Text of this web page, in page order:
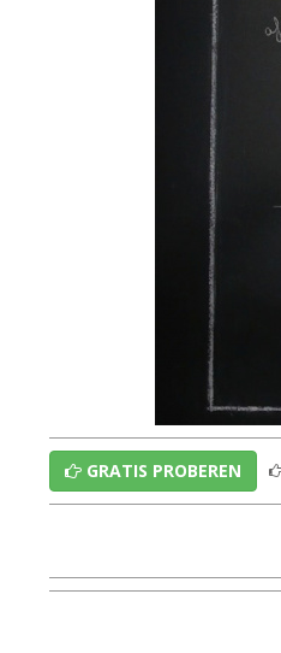
GRATIS PROBEREN